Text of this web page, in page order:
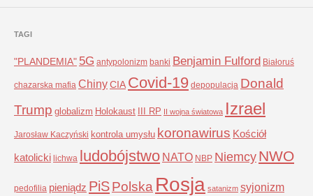
TAGI
"PLANDEMIA" 5G antypolonizm banki Benjamin Fulford Białoruś
chazarska mafia ChinyCIA Covid-19 depopulacja Donald
Trump globalizm Holokaust III RP II wojna światowa Izrael
Jarosław Kaczyński kontrola umysłu koronawirus Kościół
katolicki lichwa ludobójstwo NATO NBP NiemcyNWO
pedofilia pieniądz PiSPolska Rosja satanizm syjonizm